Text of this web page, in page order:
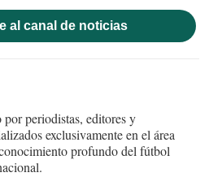
al canal de noticias
periodistas, editores y
exclusivamente en el área
profundo del fútbol